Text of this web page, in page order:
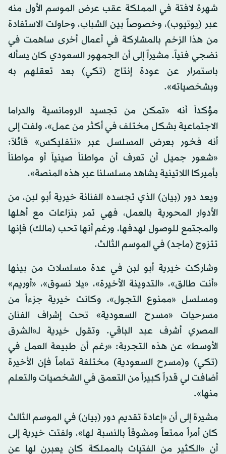
شهرة لافتة في المملكة عقب عرض الموسم الأول منه
عبر (يوتيوب)، وخصوصاً بين الشباب، وحاولت الاستفادة
من هذا الزخم بالمشاركة في أعمال أخرى ساهمت في
نضجي فنياً. مشيراً إلى أن الجمهور السعودي كان يسأله
باستمرار عن عودة إنتاج (تكي) بعد تعقلهم به
وبشخصياته».
مؤكداً أنه «تمكن من تجسيد الرومانسية والدراما
الاجتماعية بشكل مختلف في أكثر من عمل»، ولفت إلى
أنه فخور بعرض المسلسل عبر «نتفليكس» قائلاً:
«شعور جميل أن تعرف أن مواطناً صينياً أو مواطناً
بأميركا اللاتينية يشاهد مسلسلنا عبر هذه المنصة».
ويعد دور (بيان) الذي تجسده الفنانة خيرية أبو لبن، من
الأدوار المحورية بالعمل، فهي تمر بنزاعات مع أهلها
والمجتمع للوصول لهدفها، ورغم أنها تحب (مالك) فإنها
تتزوج (ماجد) في الموسم الثالث.
وشاركت خيرية أبو لبن في عدة مسلسلات من بينها
«أنت طالق»، «التدوينة الأخيرة»، «يلا نسوق»، «أوريم»
ومسلسل «ممنوع التجول»، وكانت خيرية جزءاً من
مسرحيات «مسرح السعودية» تحت إشراف الفنان
المصري أشرف عبد الباقي. وتقول خيرية لـ«الشرق
الأوسط» عن هذه التجربة: «رغم أن طبيعة العمل في
(تكي) و(مسرح السعودية) مختلفة تماماً فإن الأخيرة
أضافت لي قدراً كبيراً من التعمق في الشخصيات والتعلم
منها».
مشيرة إلى أن «إعادة تقديم دور (بيان) في الموسم الثالث
كان أمراً ممتعاً ومشوقاً بالنسبة لها»، ولفتت خيرية إلى
أن «الكثير من الفتيات بالمملكة كان يعبرن لها عن